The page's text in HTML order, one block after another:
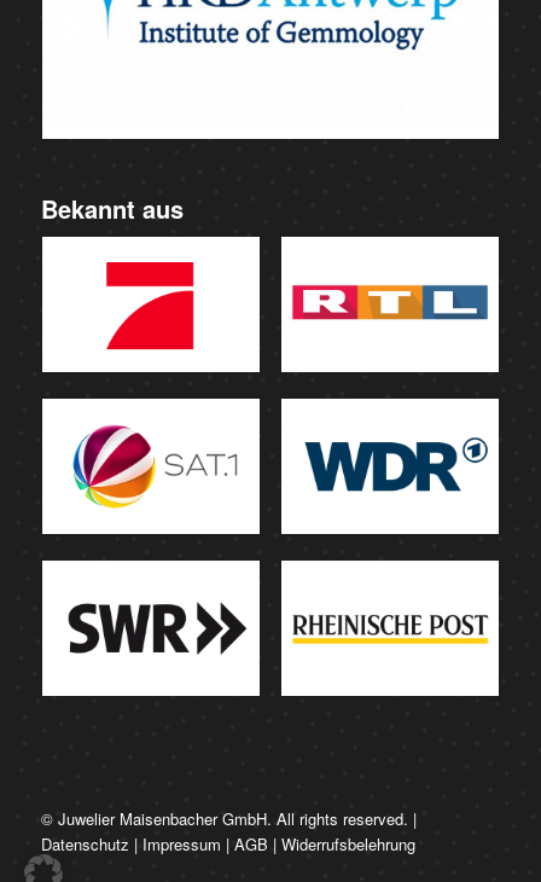
Bekannt aus
© Juwelier Maisenbacher GmbH. All rights reserved. |
Datenschutz | Impressum | AGB | Widerrufsbelehrung